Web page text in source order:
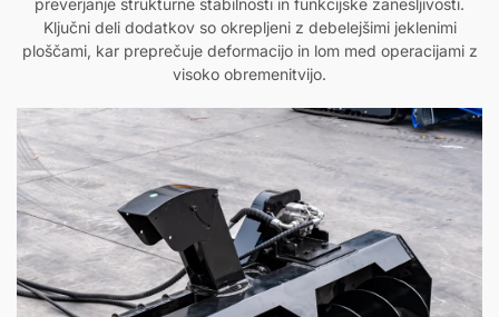
preverjanje strukturne stabilnosti in funkcijske zanesljivosti.
Ključni deli dodatkov so okrepljeni z debelejšimi jeklenimi
ploščami, kar preprečuje deformacijo in lom med operacijami z
visoko obremenitvijo.